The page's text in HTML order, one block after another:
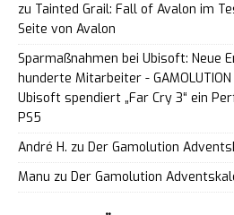
zu Tainted Grail: Fall of Avalon im
Seite von Avalon
Sparmaßnahmen bei Ubisoft:
hunderte Mitarbeiter - GAMOLUTION
Ubisoft spendiert „Far Cry 3“ ein
PS5
André H. zu Der Gamolution
Manu zu Der Gamolution